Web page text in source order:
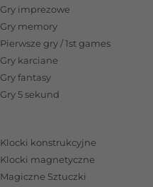
Gry imprezowe
Gry memory
Pierwsze gry / 1st games
Gry karciane
Gry fantasy
Gry 5 sekund
Klocki konstrukcyjne
Klocki magnetyczne
Magiczne Sztuczki